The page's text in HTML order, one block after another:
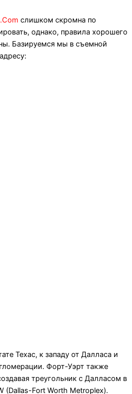
слишком скромна по
однако, правила хорошего
Базируемся мы в съемной
Техас, к западу от Далласа и
Форт-Уэрт также
треугольник с Далласом в
(Dallas-Fort Worth Metroplex).